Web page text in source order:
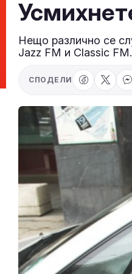
Нещо различно се
Jazz FM и Classic
СПОДЕЛИ